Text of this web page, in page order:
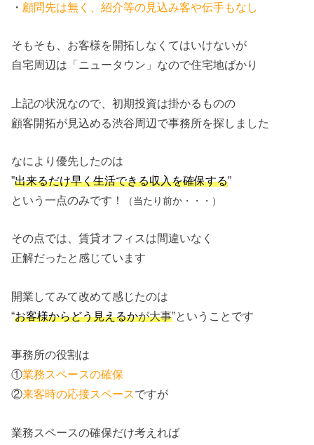
・ 顧問先は無く、紹介等の見込み客や伝手もなし
そもそも、お客様を開拓しなくてはいけないが
自宅周辺は「ニュータウン」なので住宅地ばかり
上記の状況なので、初期投資は掛かるものの
顧客開拓が見込める渋谷周辺で事務所を探しました
なにより優先したのは
”出来るだけ早く生活できる収入を確保する”
という一点のみです！
（当たり前か・・・）
その点では、賃貸オフィスは間違いなく
正解だったと感じています
開業してみて改めて感じたのは
“お客様からどう見えるかが大事”ということです
事務所の役割は
①業務スペースの確保
②来客時の応接スペースですが
業務スペースの確保だけ考えれば